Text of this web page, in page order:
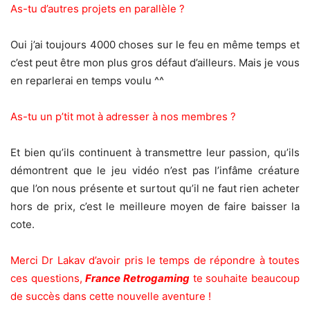
As-tu d’autres projets en parallèle ?
Oui j’ai toujours 4000 choses sur le feu en même temps et
c’est peut être mon plus gros défaut d’ailleurs. Mais je vous
en reparlerai en temps voulu ^^
As-tu un p’tit mot à adresser à nos membres ?
Et bien qu’ils continuent à transmettre leur passion, qu’ils
démontrent que le jeu vidéo n’est pas l’infâme créature
que l’on nous présente et surtout qu’il ne faut rien acheter
hors de prix, c’est le meilleure moyen de faire baisser la
cote.
Merci Dr Lakav d’avoir pris le temps de répondre à toutes
ces questions,France Retrogaming te souhaite beaucoup
de succès dans cette nouvelle aventure !